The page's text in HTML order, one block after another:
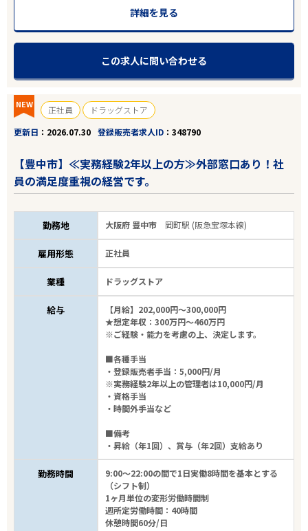
詳細を見る
この求人に問い合わせる
NEW 正社員
ドラッグストア
更新日
2026.07.30 登録販売者求人ID 348790
【豊中市】≪実務経験2年以上の方≫外部窓口あり！社
員の満足度重視の経営です。
勤務地 大阪府 豊中市 岡町駅 (阪急宝塚本線)
雇用形態 正社員
業種 ドラッグストア
給与
【月給】202,000円～300,000円
★想定年収：300万円～460万円
※ご経験・能力を考慮の上、決定します。
■各種手当
・登録販売者手当：5,000円/月
※実務経験2年以上の管理者は10,000円/月
・資格手当
・時間外手当など
■備考
・昇給（年1回）、賞与（年2回）支給あり
勤務時間
9:00～22:00の間で1日実働8時間を基本とする
（シフト制）
1ヶ月単位の変形労働時間制
週所定労働時間：40時間
休憩時間60分/日